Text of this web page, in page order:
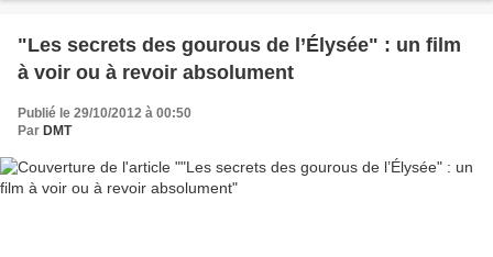
"Les secrets des gourous de l’Élysée" : un film
à voir ou à revoir absolument
Publié le 29/10/2012 à 00:50
Par DMT